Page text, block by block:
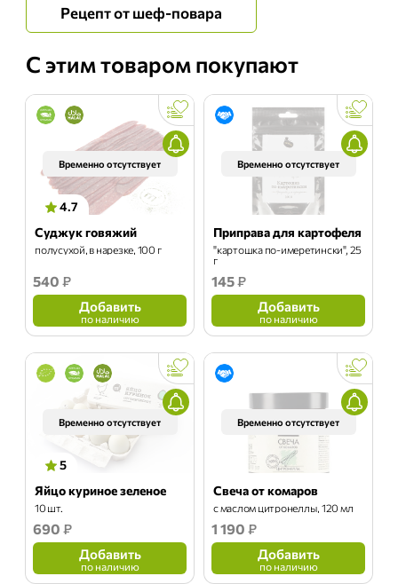
Рецепт от шеф-повара
С этим товаром покупают
Временно отсутствует
4.7
Суджук говяжий
полусухой, в нарезке, 100 г
540 ₽
Добавить
по наличию
Временно отсутствует
Приправа для картофеля
"картошка по-имеретински", 25
г
145₽
Добавить
по наличию
Временно отсутствует
5
Яйцо куриное зеленое
10 шт.
690 ₽
Добавить
по наличию
Временно отсутствует
Свеча от комаров
с маслом цитронеллы, 120 мл
1 190 ₽
Добавить
по наличию